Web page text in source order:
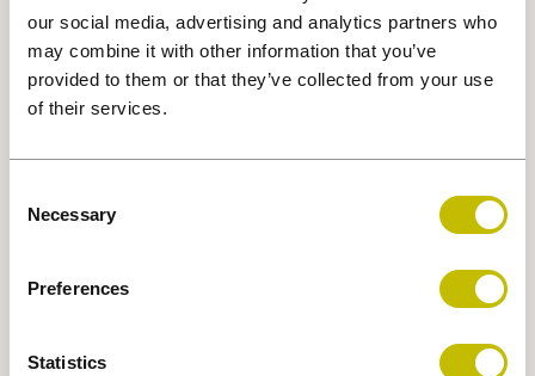
our social media, advertising and analytics partners who
may combine it with other information that you’ve
provided to them or that they’ve collected from your use
of their services.
Selection
Necessary
Preferences
Statistics
Représentant.e Expérience
Client, ROYALMOUNT
Le Représentant.e Expérience Client est
l’ambassadeur du centre commercial
ROYALMOUNT .Travaillant au sein de l’équipe
l’Expérience Client, il ou elle assure une
dans différentes zones de service du centre
[+] LIRE PLUS / POSTULER